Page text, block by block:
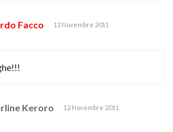
Facco 12 Novembre 2011
Keroro 12 Novembre 2011